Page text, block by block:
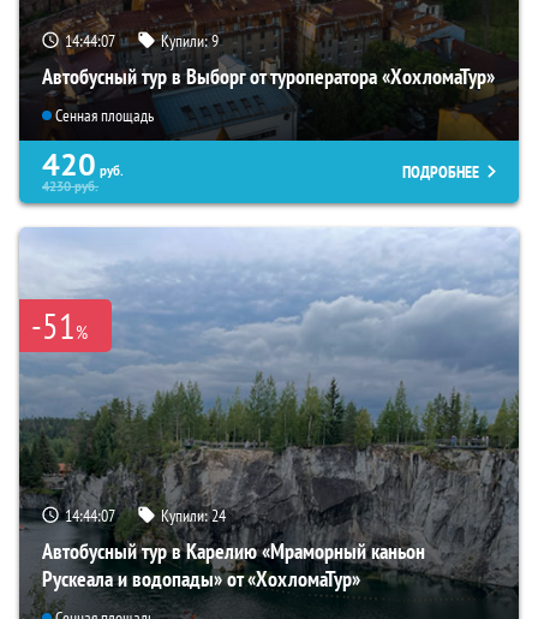
14:44:06 Купили:9
Автобусный тур в Выборг от туроператора «ХохломаТур»
Сенная площадь
420 руб.
4230руб.
ПОДРОБНЕЕ
-51%
14:44:06 Купили:24
Автобусный тур в Карелию «Мраморный каньон
Рускеала и водопады» от «ХохломаТур»